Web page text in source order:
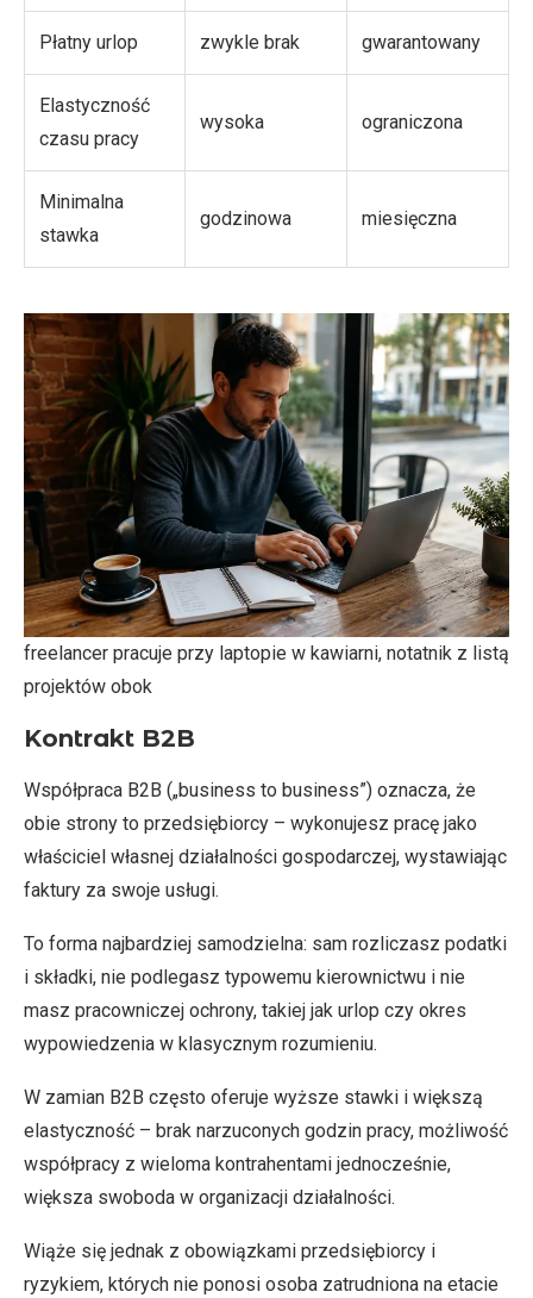
Płatny urlop zwykle brak gwarantowany
Elastyczność
czasu pracy
wysoka ograniczona
Minimalna
stawka
godzinowa miesięczna
freelancer pracuje przy laptopie w kawiarni, notatnik z listą
projektów obok
Kontrakt B2B
Współpraca B2B („business to business”) oznacza, że
obie strony to przedsiębiorcy – wykonujesz pracę jako
właściciel własnej działalności gospodarczej, wystawiając
faktury za swoje usługi.
To forma najbardziej samodzielna: sam rozliczasz podatki
i składki, nie podlegasz typowemu kierownictwu i nie
masz pracowniczej ochrony, takiej jak urlop czy okres
wypowiedzenia w klasycznym rozumieniu.
W zamian B2B często oferuje wyższe stawki i większą
elastyczność – brak narzuconych godzin pracy, możliwość
współpracy z wieloma kontrahentami jednocześnie,
większa swoboda w organizacji działalności.
Wiąże się jednak z obowiązkami przedsiębiorcy i
ryzykiem, których nie ponosi osoba zatrudniona na etacie